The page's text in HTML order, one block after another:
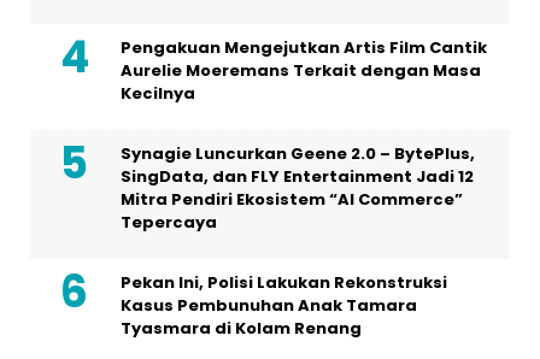
Pengakuan Mengejutkan Artis Film Cantik
Aurelie Moeremans Terkait dengan Masa
Kecilnya
Synagie Luncurkan Geene 2.0 – BytePlus,
SingData, dan FLY Entertainment Jadi 12
Mitra Pendiri Ekosistem “AI Commerce”
Tepercaya
Pekan Ini, Polisi Lakukan Rekonstruksi
Kasus Pembunuhan Anak Tamara
Tyasmara di Kolam Renang